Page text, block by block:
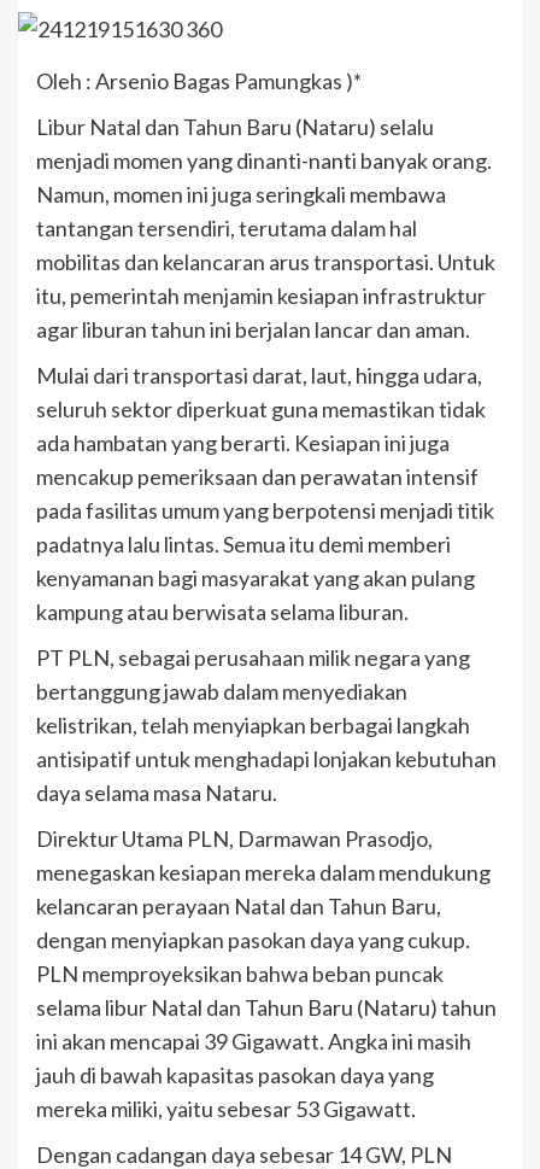
Oleh : Arsenio Bagas Pamungkas )*
Libur Natal dan Tahun Baru (Nataru) selalu
menjadi momen yang dinanti-nanti banyak orang.
Namun, momen ini juga seringkali membawa
tantangan tersendiri, terutama dalam hal
mobilitas dan kelancaran arus transportasi. Untuk
itu, pemerintah menjamin kesiapan infrastruktur
agar liburan tahun ini berjalan lancar dan aman.
Mulai dari transportasi darat, laut, hingga udara,
seluruh sektor diperkuat guna memastikan tidak
ada hambatan yang berarti. Kesiapan ini juga
mencakup pemeriksaan dan perawatan intensif
pada fasilitas umum yang berpotensi menjadi titik
padatnya lalu lintas. Semua itu demi memberi
kenyamanan bagi masyarakat yang akan pulang
kampung atau berwisata selama liburan.
PT PLN, sebagai perusahaan milik negara yang
bertanggung jawab dalam menyediakan
kelistrikan, telah menyiapkan berbagai langkah
antisipatif untuk menghadapi lonjakan kebutuhan
daya selama masa Nataru.
Direktur Utama PLN, Darmawan Prasodjo,
menegaskan kesiapan mereka dalam mendukung
kelancaran perayaan Natal dan Tahun Baru,
dengan menyiapkan pasokan daya yang cukup.
PLN memproyeksikan bahwa beban puncak
selama libur Natal dan Tahun Baru (Nataru) tahun
ini akan mencapai 39 Gigawatt. Angka ini masih
jauh di bawah kapasitas pasokan daya yang
mereka miliki, yaitu sebesar 53 Gigawatt.
Dengan cadangan daya sebesar 14 GW, PLN